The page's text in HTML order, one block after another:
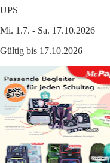
UPS
Mi. 1.7. - Sa. 17.10.2026
Gültig bis 17.10.2026